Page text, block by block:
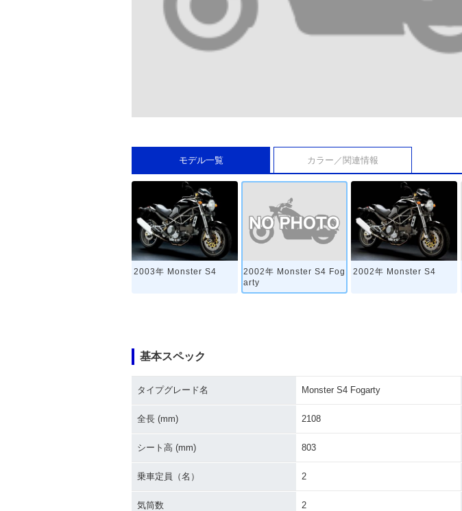
モデル一覧 カラー／関連情報
2003年 Monster S4
2002年 Monster S4 Fog
arty
2002年 Monster S4
基本スペック
タイプグレード名 Monster S4 Fogarty
全長 (mm) 2108
シート高 (mm) 803
乗車定員（名） 2
気筒数 2